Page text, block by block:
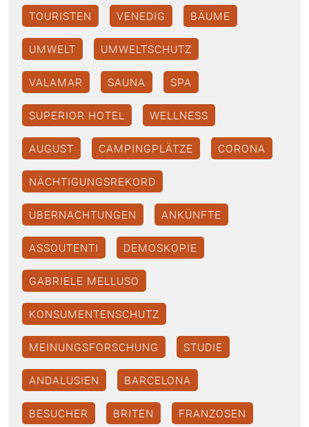
TOURISTEN VENEDIG BÄUME
UMWELT UMWELTSCHUTZ
VALAMAR SAUNA SPA
SUPERIOR HOTEL WELLNESS
AUGUST CAMPINGPLÄTZE CORONA
NÄCHTIGUNGSREKORD
ÜBERNACHTUNGEN ANKÜNFTE
ASSOUTENTI DEMOSKOPIE
GABRIELE MELLUSO
KONSUMENTENSCHUTZ
MEINUNGSFORSCHUNG STUDIE
ANDALUSIEN BARCELONA
BESUCHER BRITEN FRANZOSEN